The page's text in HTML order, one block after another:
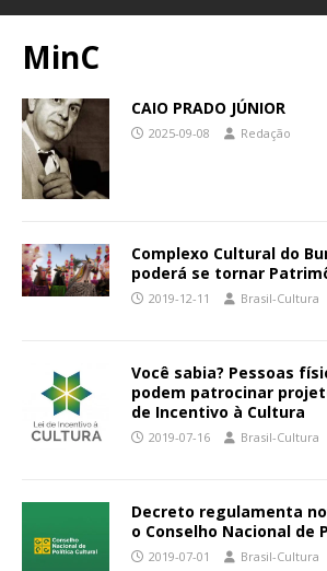
MinC
CAIO PRADO JÚNIOR
2025-09-08 Redação
Complexo Cultural do
poderá se tornar
2019-12-11 Brasil-Cultura
Você sabia? Pessoas
podem patrocinar
de Incentivo à Cultura
2019-07-16 Brasil-Cultura
Decreto regulamenta
o Conselho Nacional de
2019-07-01 Brasil-Cultura